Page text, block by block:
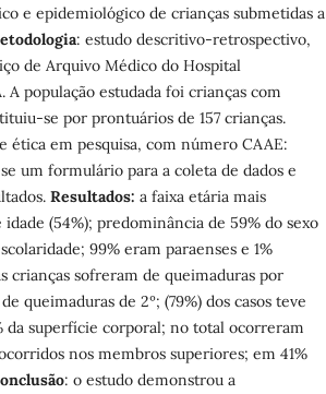
e epidemiológico de crianças submetidas a
: estudo descritivo-retrospectivo,
de Arquivo Médico do Hospital
população estudada foi crianças com
se por prontuários de 157 crianças.
ética em pesquisa, com número CAAE:
um formulário para a coleta de dados e
Resultados: a faixa etária mais
(54%); predominância de 59% do sexo
99% eram paraenses e 1%
crianças sofreram de queimaduras por
queimaduras de 2º; (79%) dos casos teve
da superfície corporal; no total ocorreram
nos membros superiores; em 41%
: o estudo demonstrou a